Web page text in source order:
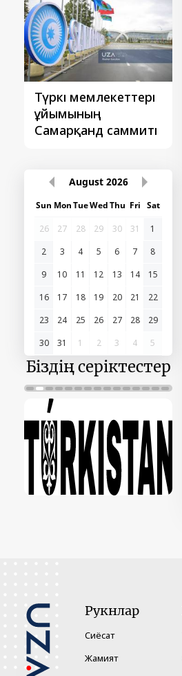
Түркі мемлекеттері
ұйымының
Самарқанд саммиті
August 2026
Sun MonTueWedThu Fri Sat
26
27 28 29 30 31
1
2
3 4 5 6 7
8
9
10 11 12 13 14
15
16
17 18 19 20 21
22
23
24 25 26 27 28
29
30
31 1 2 3 4 5
Біздің серіктестер
Рукнлар
Сиёсат
Жамият